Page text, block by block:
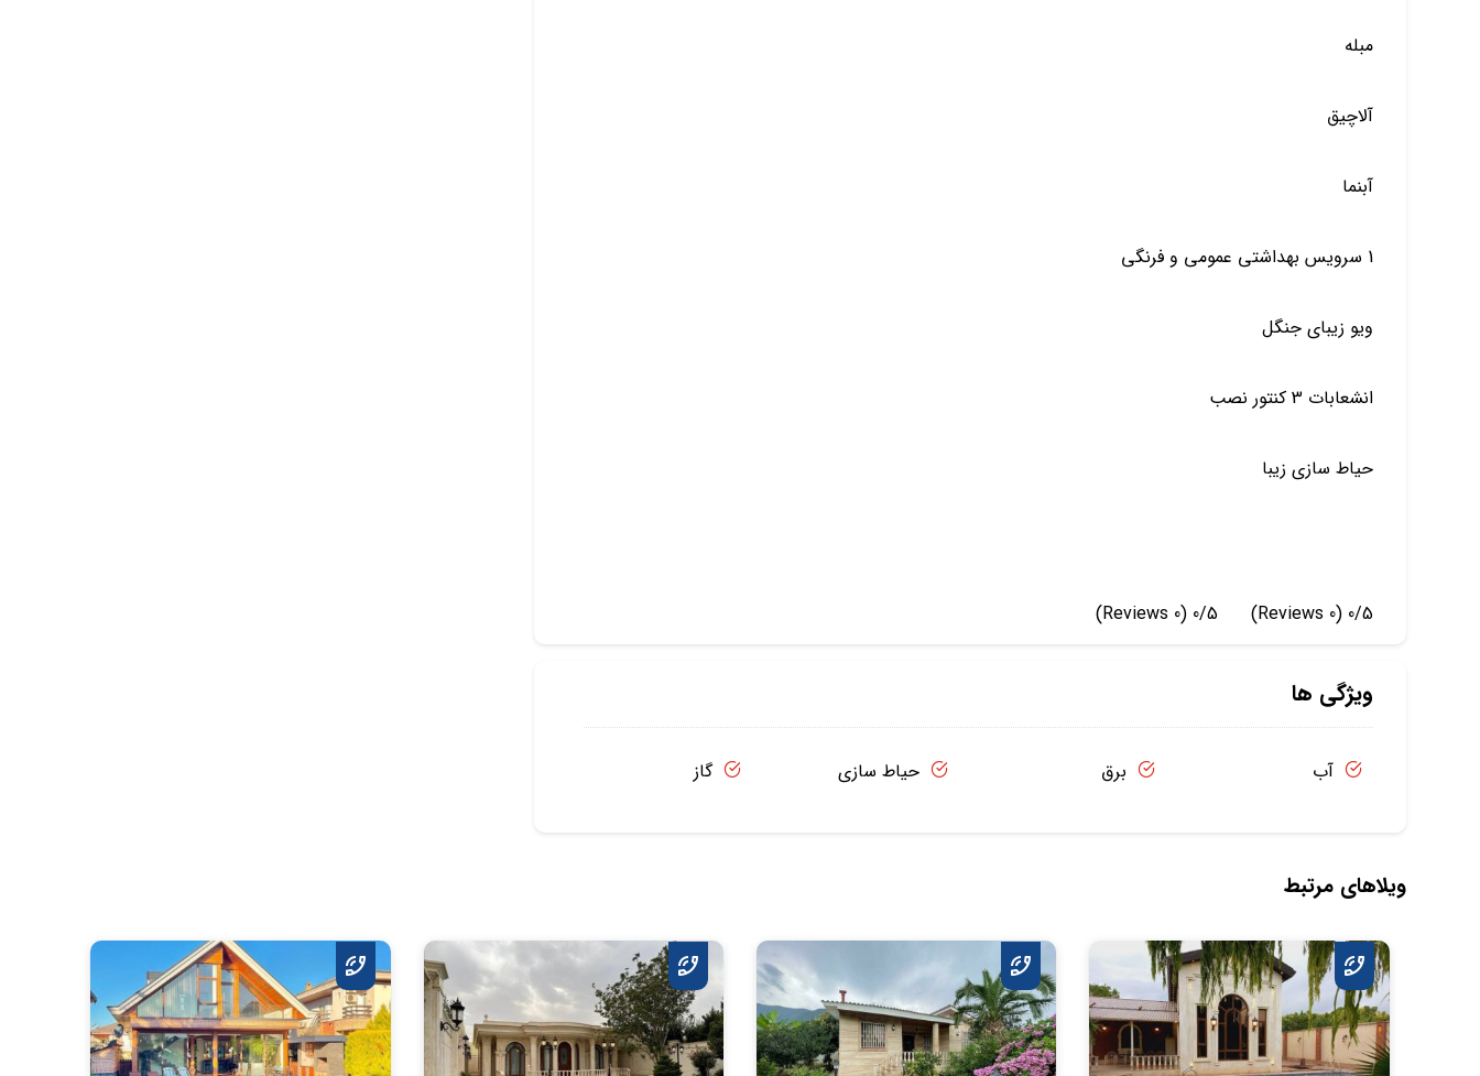
مبله
آلاچیق
آبنما
1 سرویس بهداشتی عمومی و فرنگی
ویو زیبای جنگل
انشعابات 3 کنتور نصب
حیاط سازی زیبا
0/5
(0 Reviews)
0/5
(0 Reviews)
ویژگی ها
آب برق حیاط سازی گاز
ویلاهای مرتبط